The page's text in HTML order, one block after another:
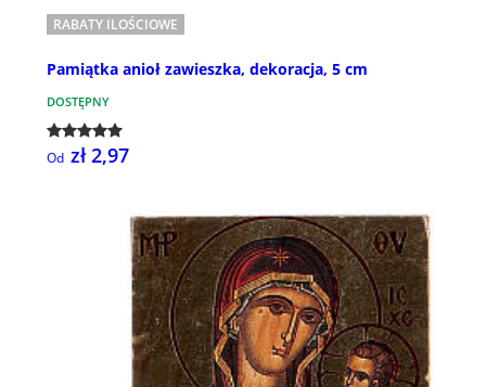
RABATY ILOŚCIOWE
Pamiątka anioł zawieszka, dekoracja, 5 cm
DOSTĘPNY
Od zł 2,97